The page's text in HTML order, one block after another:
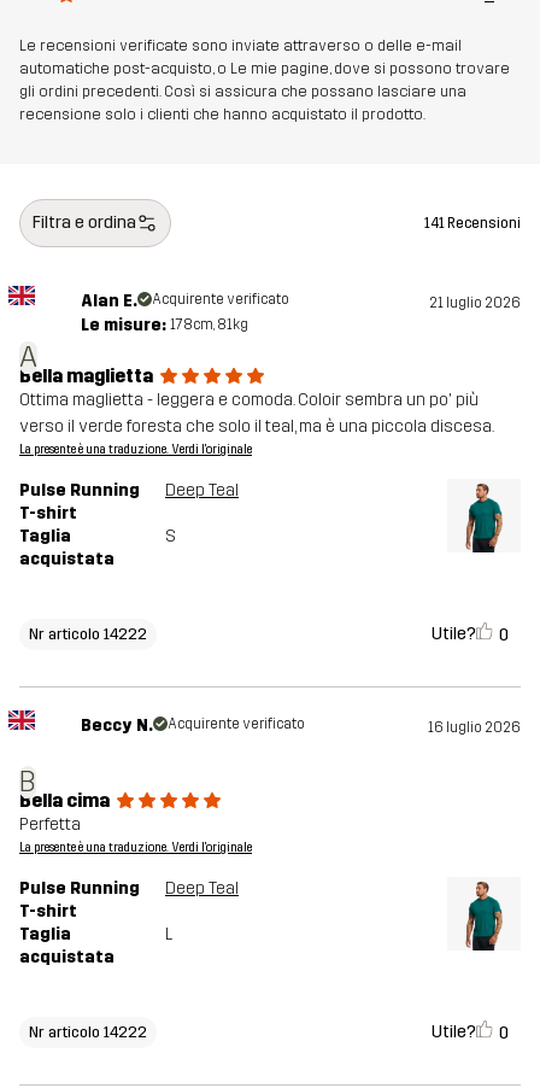
Le recensioni verificate sono inviate attraverso o delle e-mail
automatiche post-acquisto, o Le mie pagine, dove si possono trovare
gli ordini precedenti. Così si assicura che possano lasciare una
recensione solo i clienti che hanno acquistato il prodotto.
Filtra e ordina 141 Recensioni
A
Alan E. Acquirente verificato 21 luglio 2026
Le misure: 178cm, 81kg
Bella maglietta
Ottima maglietta - leggera e comoda. Coloir sembra un po' più
verso il verde foresta che solo il teal, ma è una piccola discesa.
La presente è una traduzione. Verdi l'originale
Pulse Running
T-shirt
Deep Teal
Taglia
acquistata
S
Nr articolo 14222 Utile? 0
B
Beccy N. Acquirente verificato 16 luglio 2026
Bella cima
Perfetta
La presente è una traduzione. Verdi l'originale
Pulse Running
T-shirt
Deep Teal
Taglia
acquistata
L
Nr articolo 14222 Utile? 0